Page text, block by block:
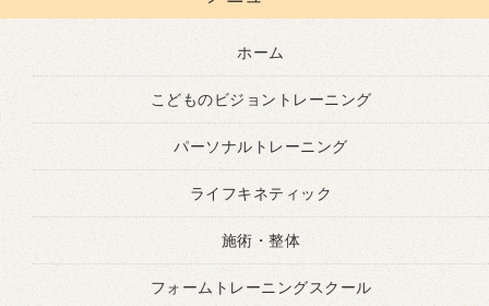
ホーム
こどものビジョントレーニング
パーソナルトレーニング
ライフキネティック
施術・整体
フォームトレーニングスクール